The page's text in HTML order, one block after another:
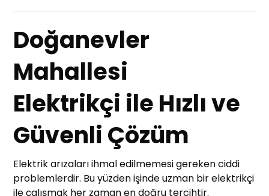
Doğanevler
Mahallesi
Elektrikçi ile Hızlı ve
Güvenli Çözüm
Elektrik arızaları ihmal edilmemesi gereken ciddi
problemlerdir. Bu yüzden işinde uzman bir elektrikçi
ile çalışmak her zaman en doğru tercihtir.